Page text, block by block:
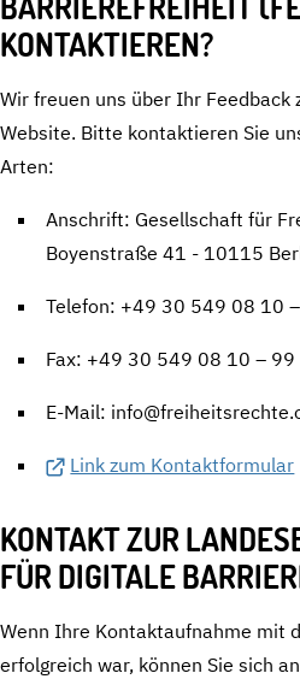
KONTAKTIEREN?
Wir freuen uns über Ihr
Website. Bitte kontaktieren Sie
Arten:
Anschrift: Gesellschaft für
Boyenstraße 41 - 10115
Telefon: +49 30 549 08 10
Fax: +49 30 549 08 10 – 99
E-Mail:
Link zum Kontaktformular
KONTAKT ZUR
FÜR DIGITALE
Wenn Ihre Kontaktaufnahme mit
erfolgreich war, können Sie sich